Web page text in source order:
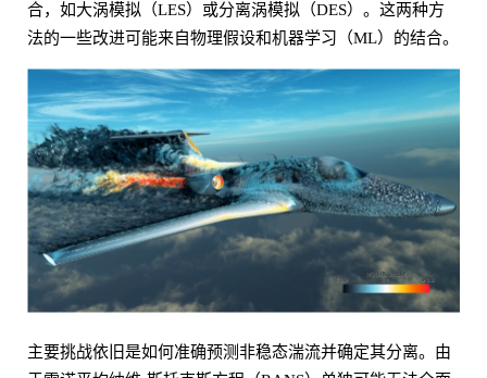
合，如大涡模拟（LES）或分离涡模拟（DES）。这两种方
法的一些改进可能来自物理假设和机器学习（ML）的结合。
主要挑战依旧是如何准确预测非稳态湍流并确定其分离。由